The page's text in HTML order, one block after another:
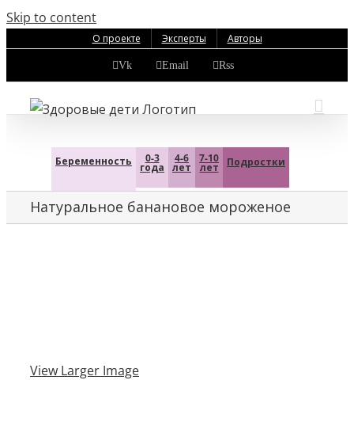
Skip to content
О проекте Эксперты Авторы
Vk Email Rss
Беременность 0-3
года
4-6
лет
7-10
лет Подростки
Натуральное банановое мороженое
View Larger Image